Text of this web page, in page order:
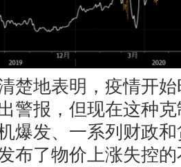
地表明，疫情开始
警报，但现在这种
爆发、一系列财政
布了物价上涨失控